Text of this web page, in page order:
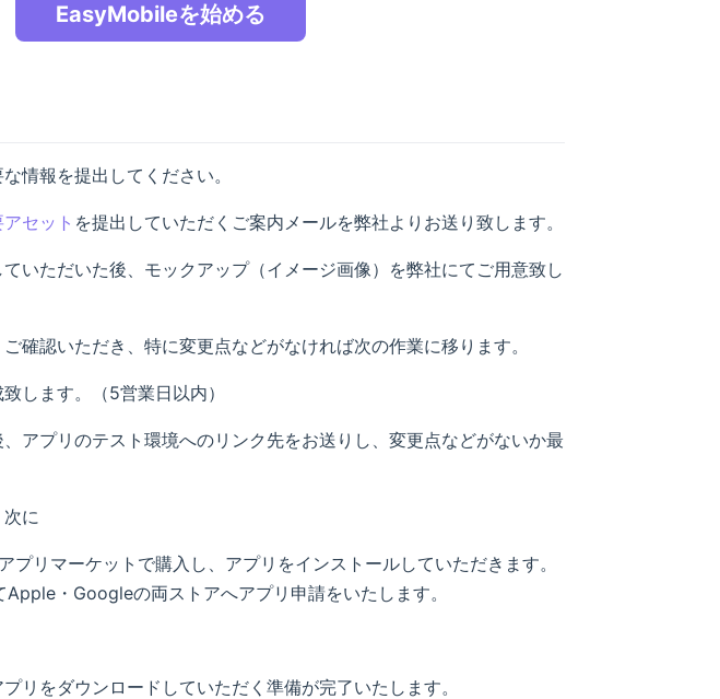
EasyMobileを始める
情報を提出してください。
セット を提出していただくご案内メールを弊社よりお送り致します。
いただいた後、モックアップ（イメージ画像）を弊社にてご用意致し
確認いただき、特に変更点などがなければ次の作業に移ります。
します。（5営業日以内）
アプリのテスト環境へのリンク先をお送りし、変更点などがないか最
に
プリマーケットで購入し、アプリをインストールしていただきます。
・Googleの両ストアへアプリ申請をいたします。
リをダウンロードしていただく準備が完了いたします。